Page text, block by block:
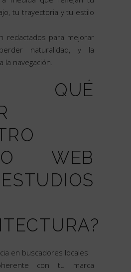
tu trayectoria y tu estilo
redactados para mejorar
naturalidad, y la
la navegación.
QUÉ
WEB
en buscadores locales
con tu marca